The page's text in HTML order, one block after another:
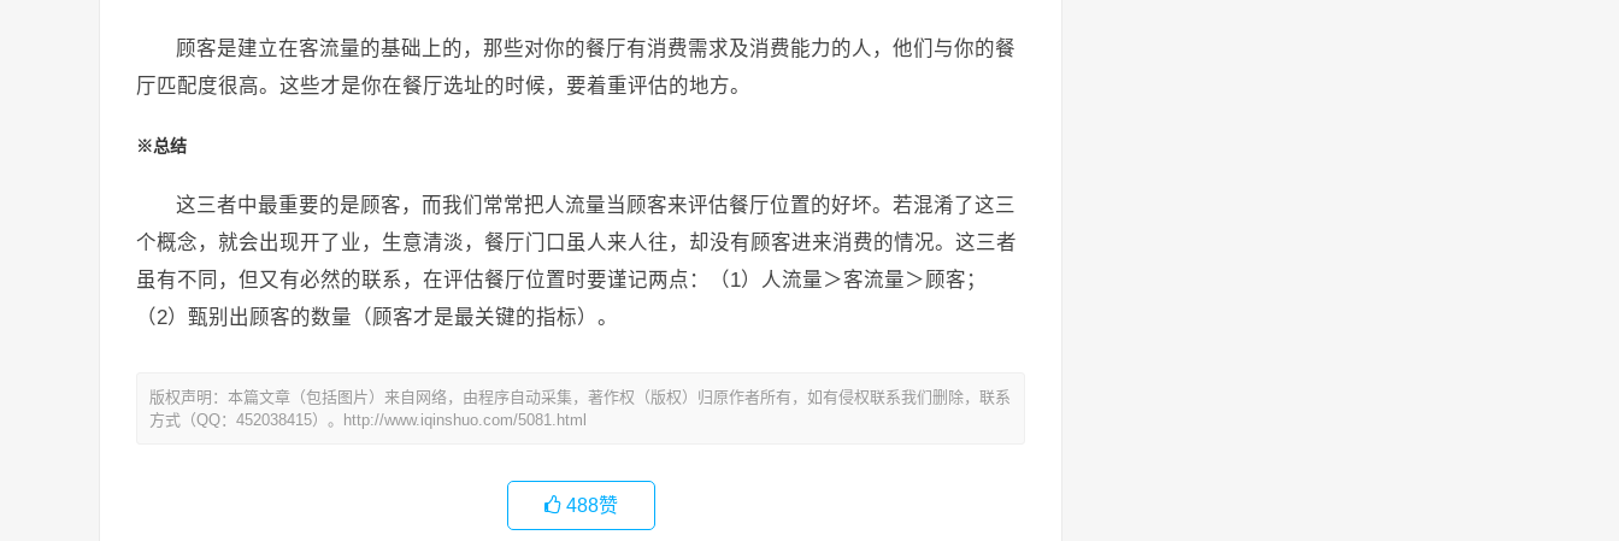
顾客是建立在客流量的基础上的，那些对你的餐厅有消费需求及消费能力的人，他们与你的餐
厅匹配度很高。这些才是你在餐厅选址的时候，要着重评估的地方。
※总结
这三者中最重要的是顾客，而我们常常把人流量当顾客来评估餐厅位置的好坏。若混淆了这三
个概念，就会出现开了业，生意清淡，餐厅门口虽人来人往，却没有顾客进来消费的情况。这三者
虽有不同，但又有必然的联系，在评估餐厅位置时要谨记两点：（1）人流量＞客流量＞顾客；
（2）甄别出顾客的数量（顾客才是最关键的指标）。
版权声明：本篇文章（包括图片）来自网络，由程序自动采集，著作权（版权）归原作者所有，如有侵权联系我们删除，联系
方式（QQ：452038415）。http://www.iqinshuo.com/5081.html
488赞